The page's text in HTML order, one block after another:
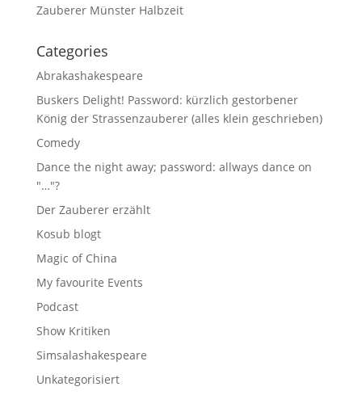
Zauberer Münster Halbzeit
Categories
Abrakashakespeare
Buskers Delight! Password: kürzlich gestorbener
König der Strassenzauberer (alles klein geschrieben)
Comedy
Dance the night away; password: allways dance on
"…"?
Der Zauberer erzählt
Kosub blogt
Magic of China
My favourite Events
Podcast
Show Kritiken
Simsalashakespeare
Unkategorisiert